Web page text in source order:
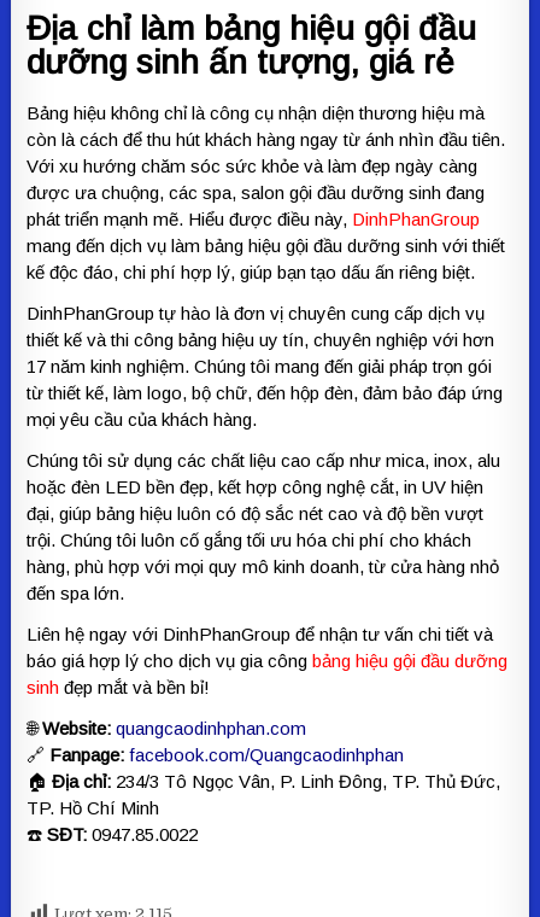
Địa chỉ làm bảng hiệu gội đầu
dưỡng sinh ấn tượng, giá rẻ
Bảng hiệu không chỉ là công cụ nhận diện thương hiệu mà
còn là cách để thu hút khách hàng ngay từ ánh nhìn đầu tiên.
Với xu hướng chăm sóc sức khỏe và làm đẹp ngày càng
được ưa chuộng, các spa, salon gội đầu dưỡng sinh đang
phát triển mạnh mẽ. Hiểu được điều này, DinhPhanGroup
mang đến dịch vụ làm bảng hiệu gội đầu dưỡng sinh với thiết
kế độc đáo, chi phí hợp lý, giúp bạn tạo dấu ấn riêng biệt.
DinhPhanGroup tự hào là đơn vị chuyên cung cấp dịch vụ
thiết kế và thi công bảng hiệu uy tín, chuyên nghiệp với hơn
17 năm kinh nghiệm. Chúng tôi mang đến giải pháp trọn gói
từ thiết kế, làm logo, bộ chữ, đến hộp đèn, đảm bảo đáp ứng
mọi yêu cầu của khách hàng.
Chúng tôi sử dụng các chất liệu cao cấp như mica, inox, alu
hoặc đèn LED bền đẹp, kết hợp công nghệ cắt, in UV hiện
đại, giúp bảng hiệu luôn có độ sắc nét cao và độ bền vượt
trội. Chúng tôi luôn cố gắng tối ưu hóa chi phí cho khách
hàng, phù hợp với mọi quy mô kinh doanh, từ cửa hàng nhỏ
đến spa lớn.
Liên hệ ngay với DinhPhanGroup để nhận tư vấn chi tiết và
báo giá hợp lý cho dịch vụ gia côngbảng hiệu gội đầu dưỡng
sinh đẹp mắt và bền bỉ!
🌐Website: quangcaodinhphan.com
🔗 Fanpage: facebook.com/Quangcaodinhphan
🏠Địa chỉ: 234/3 Tô Ngọc Vân, P. Linh Đông, TP. Thủ Đức,
TP. Hồ Chí Minh
☎️SĐT: 0947.85.0022